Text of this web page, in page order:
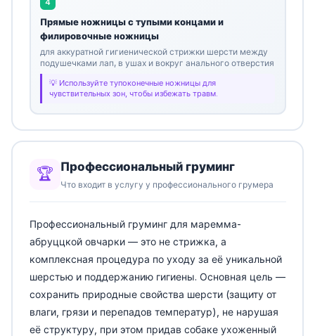
Прямые ножницы с тупыми концами и
филировочные ножницы
для аккуратной гигиенической стрижки шерсти между
подушечками лап, в ушах и вокруг анального отверстия
Используйте тупоконечные ножницы для
чувствительных зон, чтобы избежать травм.
🏆 Профессиональный груминг
Что входит в услугу у профессионального грумера
Профессиональный груминг для маремма-
абруццкой овчарки — это не стрижка, а
комплексная процедура по уходу за её уникальной
шерстью и поддержанию гигиены. Основная цель —
сохранить природные свойства шерсти (защиту от
влаги, грязи и перепадов температур), не нарушая
её структуру, при этом придав собаке ухоженный